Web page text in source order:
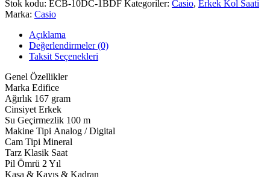
Stok kodu: ECB-10DC-1BDF Kategoriler: Casio, Erkek Kol Saati
Marka: Casio
Açıklama
Değerlendirmeler (0)
Taksit Seçenekleri
Genel Özellikler
Marka Edifice
Ağırlık 167 gram
Cinsiyet Erkek
Su Geçirmezlik 100 m
Makine Tipi Analog / Digital
Cam Tipi Mineral
Tarz Klasik Saat
Pil Ömrü 2 Yıl
Kasa & Kayış & Kadran